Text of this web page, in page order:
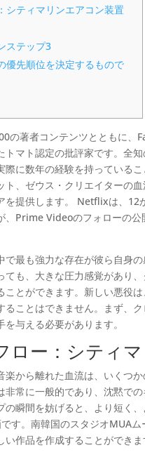
シティマリンエアコン装置
ステップ3
優先順位を決定するもので
の著者コンテンツとともに
トマト認定の批評家です。全
際に数年の経験を持っている
ト、ゼウス・クリエイターの
を提供します。 Netflixは、12
、Prime Videoのフォローの
で最も強力な存在が彼ら自身
ても、大きな圧力感覚があり
ことができます。新しい悪役
ることはできません。まず、
与える必要があります。
ロー：シティ
楽から離れた血流は、いくつ
非常に一般的であり、沈黙で
の瞬間を妨げると、より短く
す。南韓国のスタジオMUA
い作品を作成することができ